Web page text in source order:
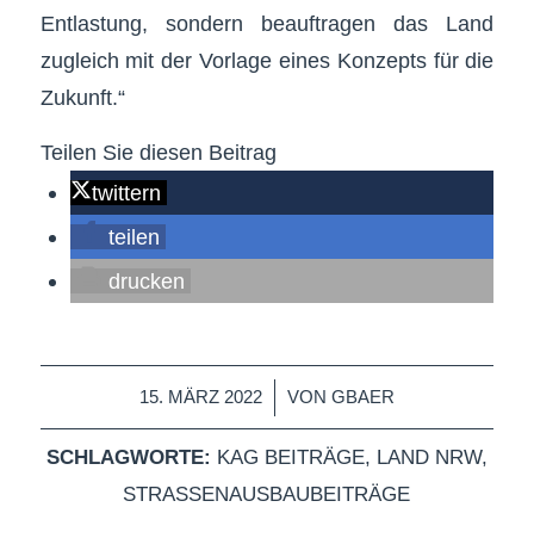
Entlastung, sondern beauftragen das Land
zugleich mit der Vorlage eines Konzepts für die
Zukunft.“
Teilen Sie diesen Beitrag
twittern
teilen
drucken
15. MÄRZ 2022
/ VON GBAER
SCHLAGWORTE: KAG BEITRÄGE, LAND NRW,
STRASSENAUSBAUBEITRÄGE